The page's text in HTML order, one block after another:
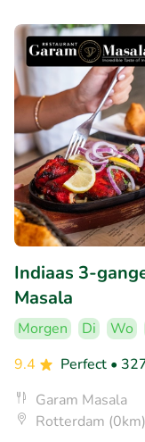
Indiaas 3-
Masala
Morgen Di Wo
9.4
Perfect •
Garam Masala
Rotterdam (0km)